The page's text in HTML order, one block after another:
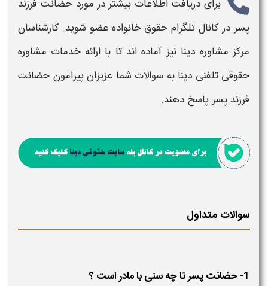
برای دریافت اطلاعات بیشتر در موردحضانت فرزند
پسر در کانال تلگرام حقوق خانواده عضو شوید. کارشناسان
مرکز مشاوره دینا نیز آماده اند تا با ارائه خدمات مشاوره
حقوقی تلفنی دینا به سوالات شما عزیزان پیرامون حضانت
فرزند پسر پاسخ دهند.
سوالات متداول
1- حضانت پسر تا چه سنی با مادر است ؟